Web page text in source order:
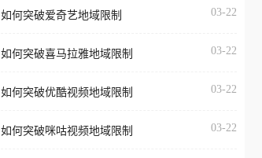
亚、欧洲等国家和地区时，
台一样，出现地区及版权限
地区播放。 遇到这个问题的
在海外打开网易云音乐，却
所在的地区无法播放”的提示
门、台湾、美国、加拿大、
区时，网易云音乐也会像其
如何突破爱奇艺地域限制 03-22
如何突破喜马拉雅地域限制 03-22
如何突破优酷视频地域限制 03-22
如何突破咪咕视频地域限制 03-22